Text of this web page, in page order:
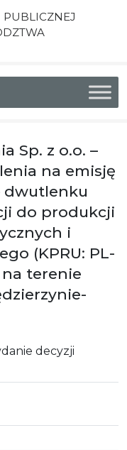
Sp. z o.o. –
na emisję
dwutlenku
do produkcji
i
(KPRU: PL-
na terenie
decyzji